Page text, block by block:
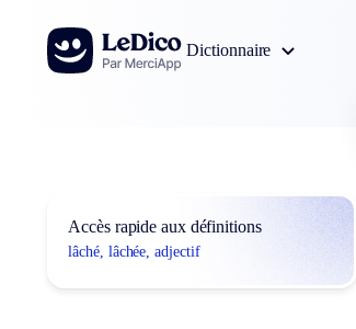
Aller au contenu
Dictionnaire
Accès rapide aux définitions
lâché, lâchée, adjectif